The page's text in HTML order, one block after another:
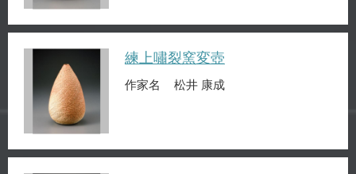
練上嘯裂窯変壺
作家名 松井 康成